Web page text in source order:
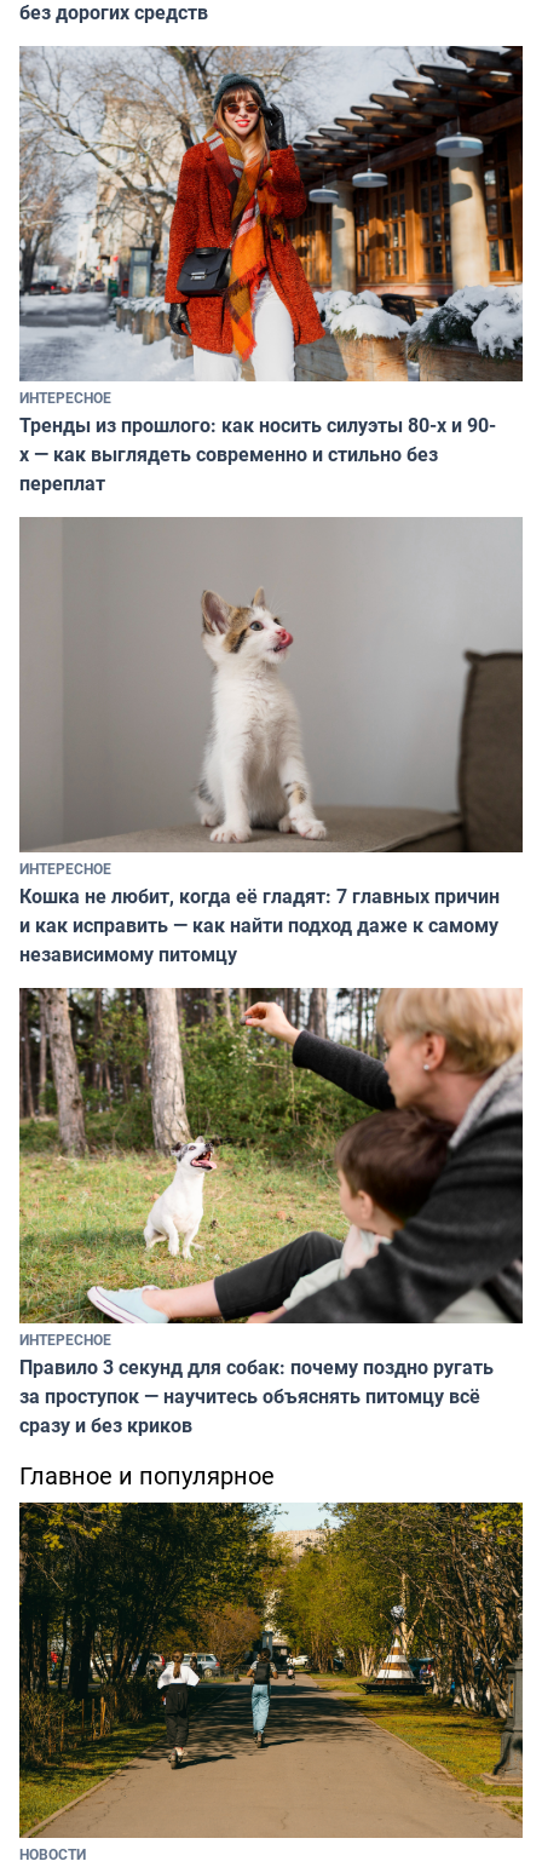
без дорогих средств
ИНТЕРЕСНОЕ
Тренды из прошлого: как носить силуэты 80-х и 90-
х — как выглядеть современно и стильно без
переплат
ИНТЕРЕСНОЕ
Кошка не любит, когда её гладят: 7 главных причин
и как исправить — как найти подход даже к самому
независимому питомцу
ИНТЕРЕСНОЕ
Правило 3 секунд для собак: почему поздно ругать
за проступок — научитесь объяснять питомцу всё
сразу и без криков
Главное и популярное
НОВОСТИ